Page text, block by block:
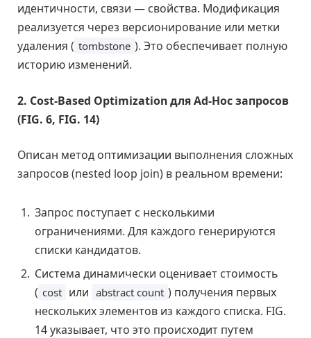
идентичности, связи — свойства. Модификация
реализуется через версионирование или метки
удаления ( tombstone ). Это обеспечивает полную
историю изменений.
2. Cost-Based Optimization для Ad-Hoc запросов
(FIG. 6, FIG. 14)
Описан метод оптимизации выполнения сложных
запросов (nested loop join) в реальном времени:
Запрос поступает с несколькими
ограничениями. Для каждого генерируются
списки кандидатов.
Система динамически оценивает стоимость
( cost или abstract count ) получения первых
нескольких элементов из каждого списка. FIG.
14 указывает, что это происходит путем